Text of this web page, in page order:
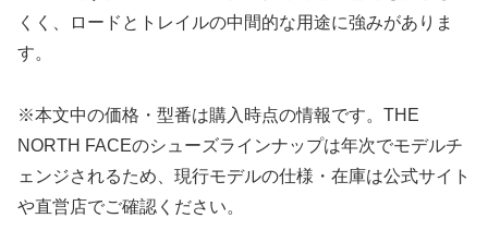
くく、ロードとトレイルの中間的な用途に強みがありま
す。
※本文中の価格・型番は購入時点の情報です。THE
NORTH FACEのシューズラインナップは年次でモデルチ
ェンジされるため、現行モデルの仕様・在庫は公式サイト
や直営店でご確認ください。